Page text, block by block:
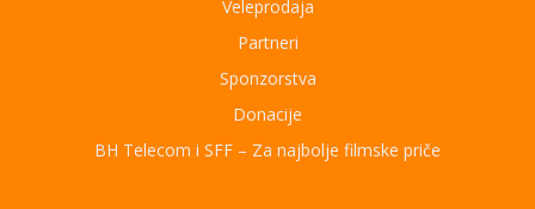
Veleprodaja
Partneri
Sponzorstva
Donacije
BH Telecom i SFF – Za najbolje filmske priče